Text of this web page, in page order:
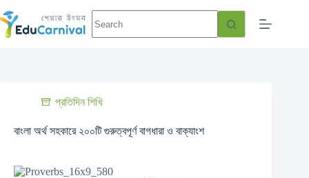
প্রতিদিন শিখি
বাংলা অর্থ সহকারে ২০০টি গুরুত্বপূর্ণ বাগধারা ও বাক্যাংশ